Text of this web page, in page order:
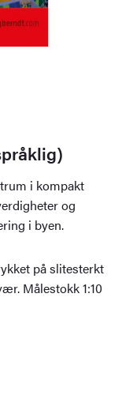
i kompakt
og
i byen.
på slitesterkt
Målestokk 1:10